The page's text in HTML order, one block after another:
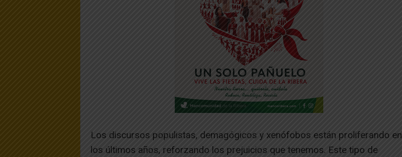
Los discursos populistas, demagógicos y xenófobos están proliferando en
los últimos años, reforzando los prejuicios que tenemos. Este tipo de